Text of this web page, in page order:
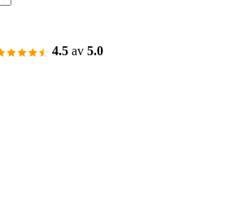
4.5 av 5.0